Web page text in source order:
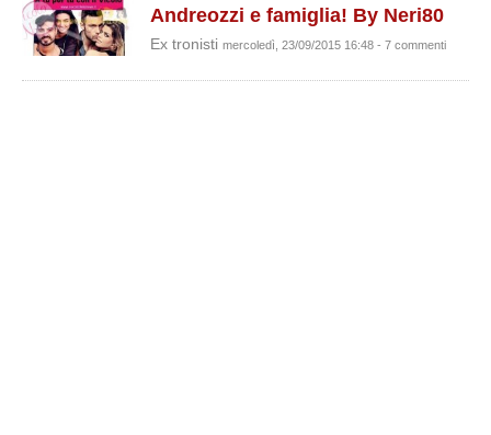
Andreozzi e famiglia! By Neri80
Ex tronisti mercoledì, 23/09/2015 16:48 - 7 commenti